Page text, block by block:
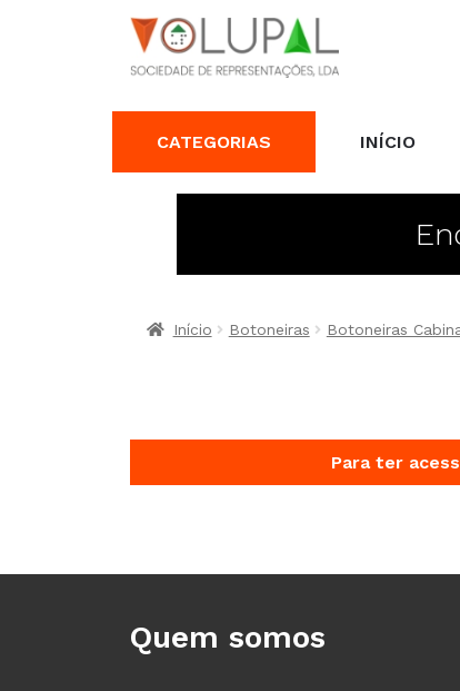
CATEGORIAS INÍCIO
Início Botoneiras Botoneiras
Para ter
Quem somos